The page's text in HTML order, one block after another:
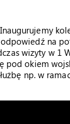
na
wizyty w 1
pod okiem
np. w